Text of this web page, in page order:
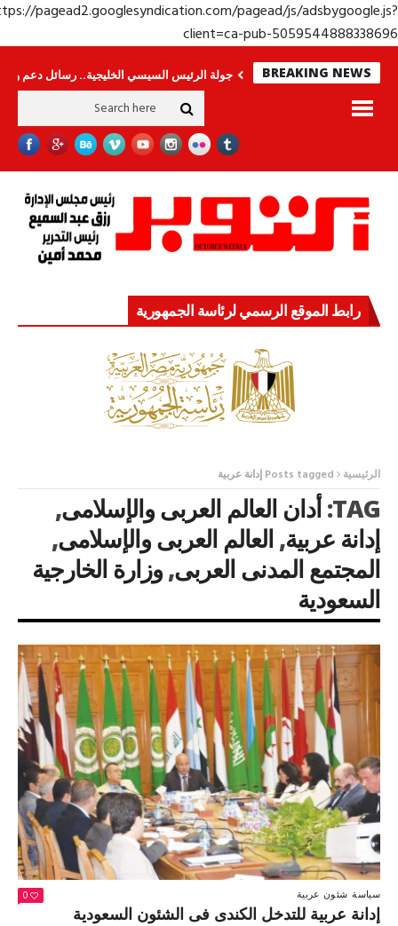
https://pagead2.googlesyndication.com/pagead/js/
client=ca-pub-
BREAKING NEWS
وحراس لا ينامون جولة الرئيس السيسي الخليجية.. رسائل دعم وتضامن
رابط الموقع الرسمي لرئاسة الجمهورية
الرئيسية Posts tagged إدانة عربية
TAG: أدان العالم العربى والإسلامى,
إدانة عربية,العالم العربى والإسلامى,
المجتمع المدنى العربى,وزارة الخارجية
السعودية
سياسة شئون عربية 0
إدانة عربية للتدخل الكندى فى الشئون السعودية